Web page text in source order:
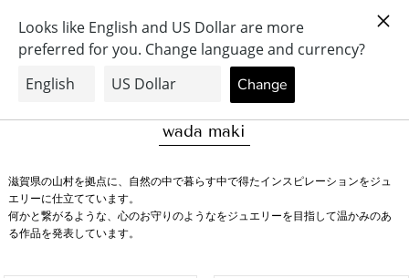
wada maki
滋賀県の山村を拠点に、自然の中で暮らす中で得たインスピレーションをジュ
エリーに仕立てています。
何かと繋がるような、心のお守りのようなをジュエリーを目指して温かみのあ
る作品を発表しています。